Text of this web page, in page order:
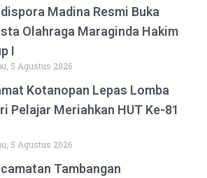
Madina Resmi Buka
Olahraga Maraginda Hakim
I
5 Agustus 2026
Kotanopan Lepas Lomba
Pelajar Meriahkan HUT Ke-81
5 Agustus 2026
Tambangan